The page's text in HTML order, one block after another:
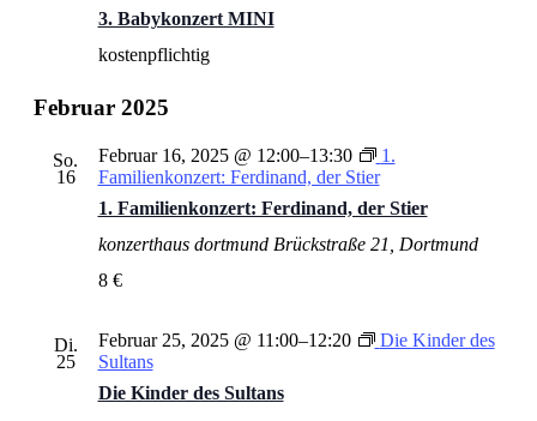
3. Babykonzert MINI
kostenpflichtig
Februar 2025
So.
16
1. Familienkonzert: Ferdinand, der Stier
Februar 16, 2025 @ 12:00–13:30
1.
Familienkonzert: Ferdinand, der Stier
konzerthaus dortmund Brückstraße 21, Dortmund
8 €
Di.
25
Die Kinder des Sultans
Februar 25, 2025 @ 11:00–12:20
Die Kinder des
Sultans